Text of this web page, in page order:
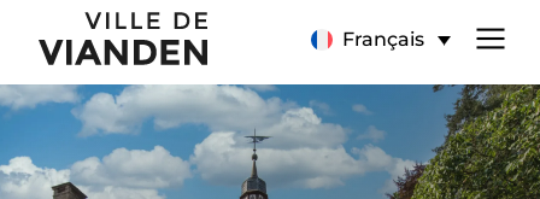
Page
d’accueil
Français
Menu
de
navigation